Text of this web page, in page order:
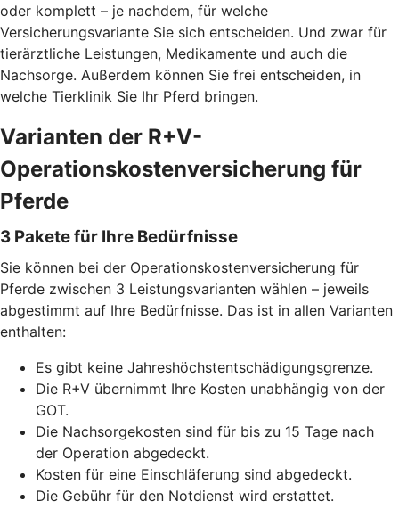
oder komplett – je nachdem, für welche
Versicherungsvariante Sie sich entscheiden. Und zwar für
tierärztliche Leistungen, Medikamente und auch die
Nachsorge. Außerdem können Sie frei entscheiden, in
welche Tierklinik Sie Ihr Pferd bringen.
Varianten der R+V-
Operationskostenversicherung für
Pferde
3 Pakete für Ihre Bedürfnisse
Sie können bei der Operationskostenversicherung für
Pferde zwischen 3 Leistungsvarianten wählen – jeweils
abgestimmt auf Ihre Bedürfnisse. Das ist in allen Varianten
enthalten:
Es gibt keine Jahreshöchstentschädigungsgrenze.
Die R+V übernimmt Ihre Kosten unabhängig von der
GOT.
Die Nachsorgekosten sind für bis zu 15 Tage nach
der Operation abgedeckt.
Kosten für eine Einschläferung sind abgedeckt.
Die Gebühr für den Notdienst wird erstattet.